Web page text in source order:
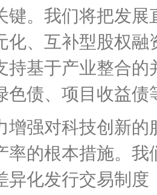
键。我们将把发
化、互补型股权
持基于产业整合
色债、项目收益
对科技创新的
率的根本措施。
异化发行交易制